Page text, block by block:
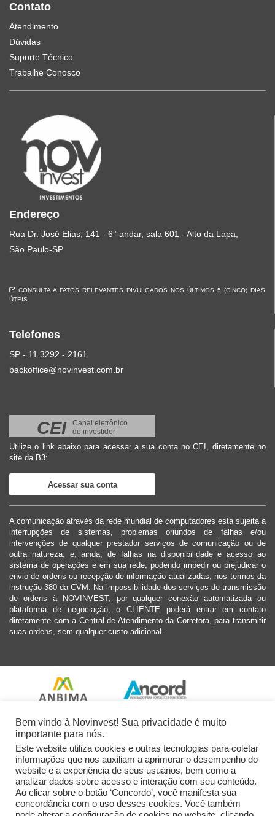
Contato
Atendimento
Dúvidas
Suporte Técnico
Trabalhe Conosco
Endereço
Rua Dr. José Elias, 141 - 6° andar, sala 601 - Alto da Lapa,
São Paulo-SP
CONSULTA A FATOS RELEVANTES DIVULGADOS NOS ÚLTIMOS 5 (CINCO) DIAS
ÚTEIS
Telefones
SP - 11 3292 - 2161
backoffice@novinvest.com.br
CEI
Canal eletrônico
do investidor
Utilize o link abaixo para acessar a sua conta no CEI, diretamente no
site da B3:
Acessar sua conta
A comunicação através da rede mundial de computadores esta sujeita a
interrupções de sistemas, problemas oriundos de falhas e/ou
intervenções de qualquer prestador serviços de comunicação ou de
outra natureza, e, ainda, de falhas na disponibilidade e acesso ao
sistema de operações e em sua rede, podendo impedir ou prejudicar o
envio de ordens ou recepção de informação atualizadas, nos termos da
instrução 380 da CVM. Na impossibilidade dos serviços de transmissão
de ordens à NOVINVEST, por qualquer conexão automatizada ou
plataforma de negociação, o CLIENTE poderá entrar em contato
diretamente com a Central de Atendimento da Corretora, para transmitir
suas ordens, sem qualquer custo adicional.
Bem vindo à Novinvest! Sua privacidade é muito
importante para nós.
Este website utiliza cookies e outras tecnologias para coletar
informações que nos auxiliam a aprimorar o desempenho do
website e a experiência de seus usuários, bem como a
analizar dados sobre acesso e interação com seu conteúdo.
Ao clicar sobre o botão ‘Concordo’, você manifesta sua
concordância com o uso desses cookies. Você também